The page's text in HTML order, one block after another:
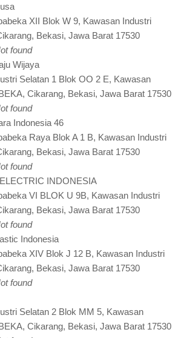
XII Blok W 9, Kawasan Industri
Bekasi, Jawa Barat 17530
found
Wijaya
Selatan 1 Blok OO 2 E, Kawasan
Cikarang, Bekasi, Jawa Barat 17530
found
Indonesia 46
Raya Blok A 1 B, Kawasan Industri
Bekasi, Jawa Barat 17530
found
INDONESIA
VI BLOK U 9B, Kawasan Industri
Bekasi, Jawa Barat 17530
found
Indonesia
XIV Blok J 12 B, Kawasan Industri
Bekasi, Jawa Barat 17530
found
Selatan 2 Blok MM 5, Kawasan
Cikarang, Bekasi, Jawa Barat 17530